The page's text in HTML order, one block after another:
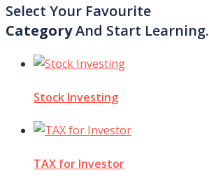
Select Your Favourite
CategoryAnd Start Learning.
Stock Investing
TAX for Investor